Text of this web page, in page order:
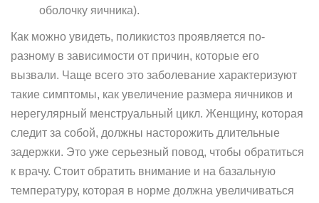
оболочку яичника).
Как можно увидеть, поликистоз проявляется по-
разному в зависимости от причин, которые его
вызвали. Чаще всего это заболевание характеризуют
такие симптомы, как увеличение размера яичников и
нерегулярный менструальный цикл. Женщину, которая
следит за собой, должны насторожить длительные
задержки. Это уже серьезный повод, чтобы обратиться
к врачу. Стоит обратить внимание и на базальную
температуру, которая в норме должна увеличиваться